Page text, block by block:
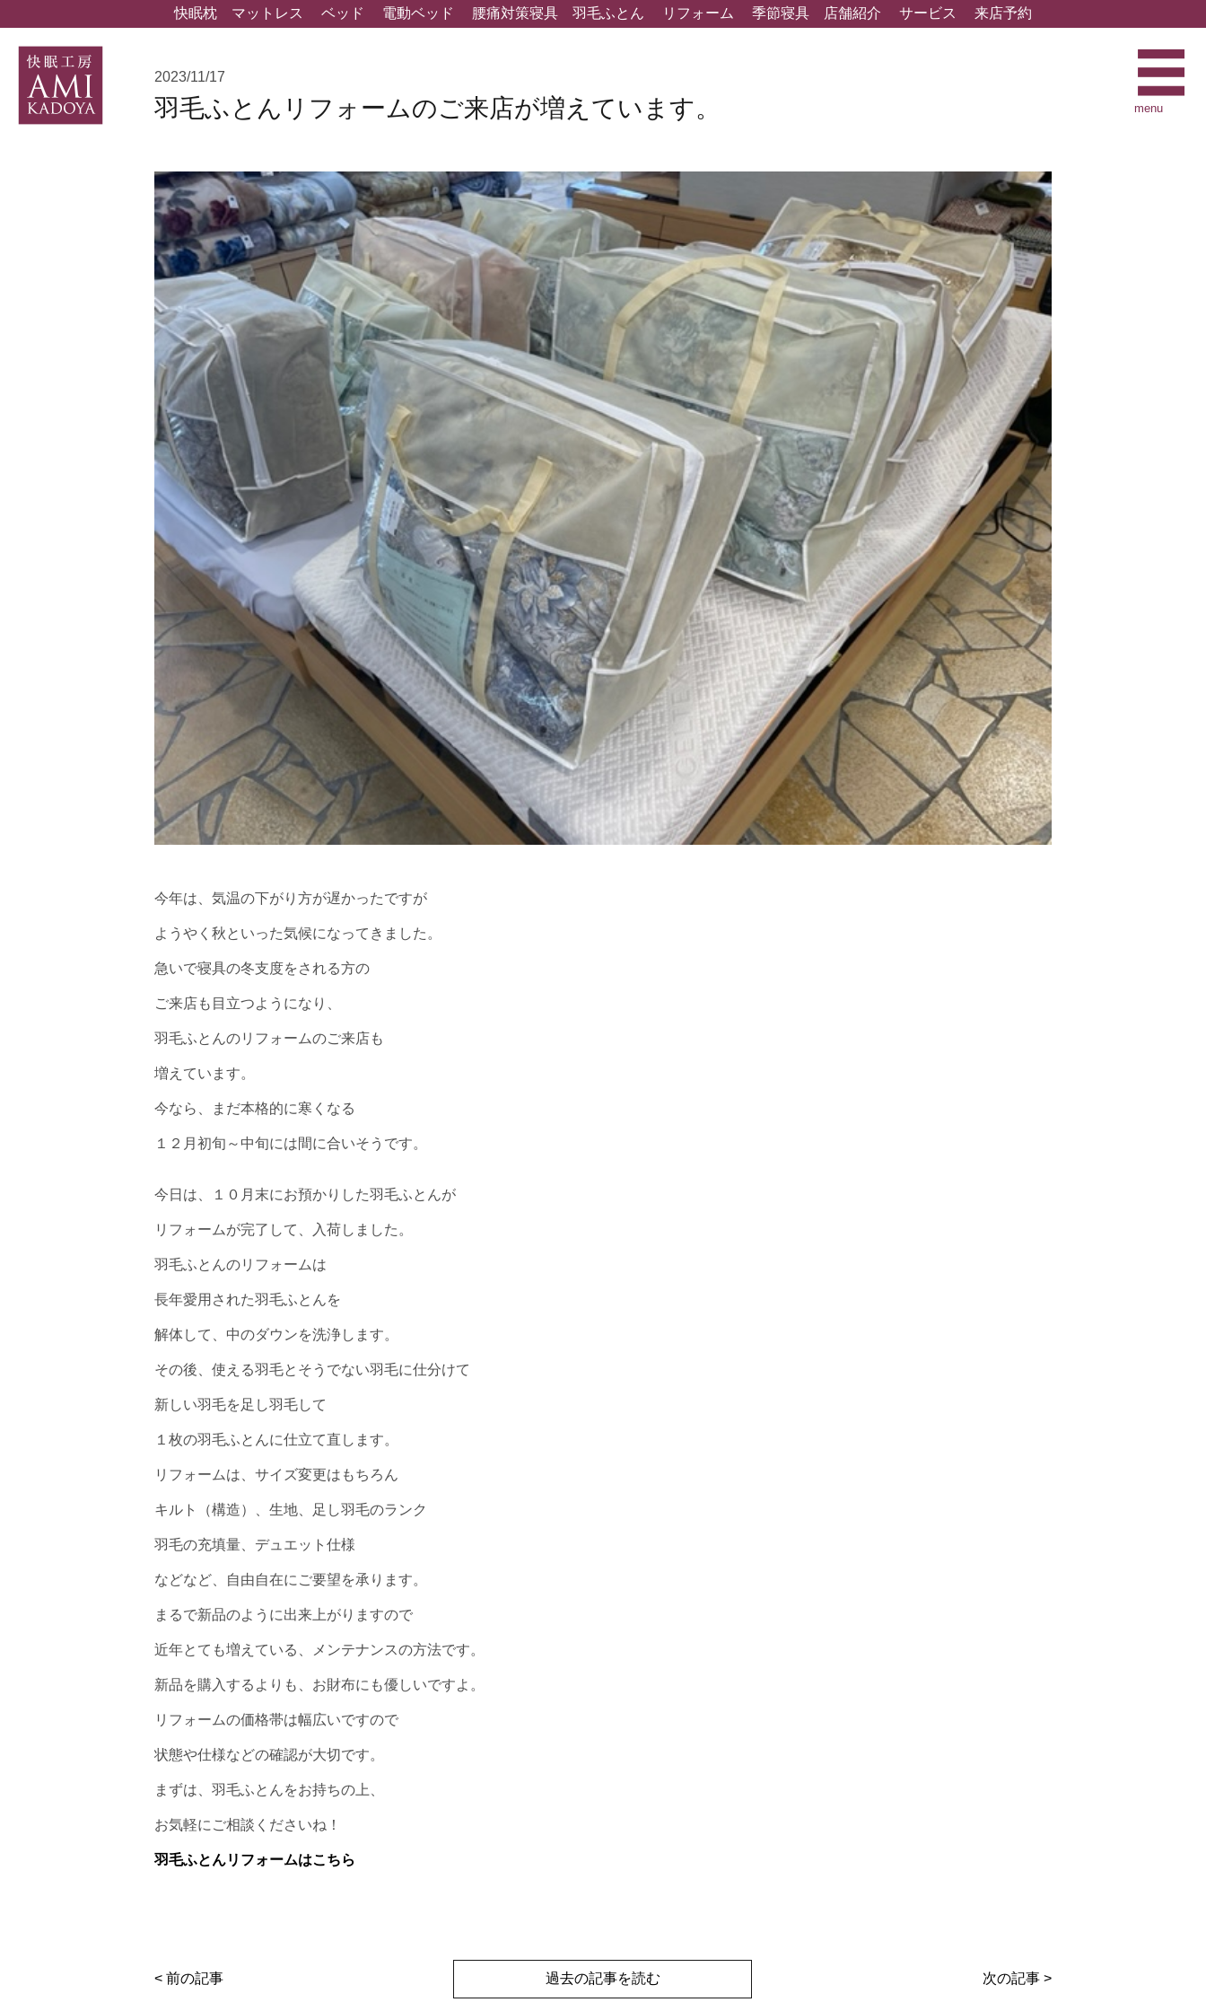
快眠枕 マットレス ベッド 電動ベッド 腰痛対策寝具 羽毛ふとん リフォーム 季節寝具 店舗紹介 サービス 来店予約
menu
2023/11/17
羽毛ふとんリフォームのご来店が増えています。
今年は、気温の下がり方が遅かったですが
ようやく秋といった気候になってきました。
急いで寝具の冬支度をされる方の
ご来店も目立つようになり、
羽毛ふとんのリフォームのご来店も
増えています。
今なら、まだ本格的に寒くなる
１２月初旬～中旬には間に合いそうです。
今日は、１０月末にお預かりした羽毛ふとんが
リフォームが完了して、入荷しました。
羽毛ふとんのリフォームは
長年愛用された羽毛ふとんを
解体して、中のダウンを洗浄します。
その後、使える羽毛とそうでない羽毛に仕分けて
新しい羽毛を足し羽毛して
１枚の羽毛ふとんに仕立て直します。
リフォームは、サイズ変更はもちろん
キルト（構造）、生地、足し羽毛のランク
羽毛の充填量、デュエット仕様
などなど、自由自在にご要望を承ります。
まるで新品のように出来上がりますので
近年とても増えている、メンテナンスの方法です。
新品を購入するよりも、お財布にも優しいですよ。
リフォームの価格帯は幅広いですので
状態や仕様などの確認が大切です。
まずは、羽毛ふとんをお持ちの上、
お気軽にご相談くださいね！
羽毛ふとんリフォームはこちら
< 前の記事 過去の記事を読む 次の記事 >